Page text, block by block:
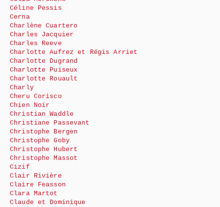
Céline Pessis
Cerna
Charlène Cuartero
Charles Jacquier
Charles Reeve
Charlotte Aufrez et Régis Arriet
Charlotte Dugrand
Charlotte Puiseux
Charlotte Rouault
Charly
Cheru Corisco
Chien Noir
Christian Waddle
Christiane Passevant
Christophe Bergen
Christophe Goby
Christophe Hubert
Christophe Massot
Cizif
Clair Rivière
Claire Feasson
Clara Martot
Claude et Dominique